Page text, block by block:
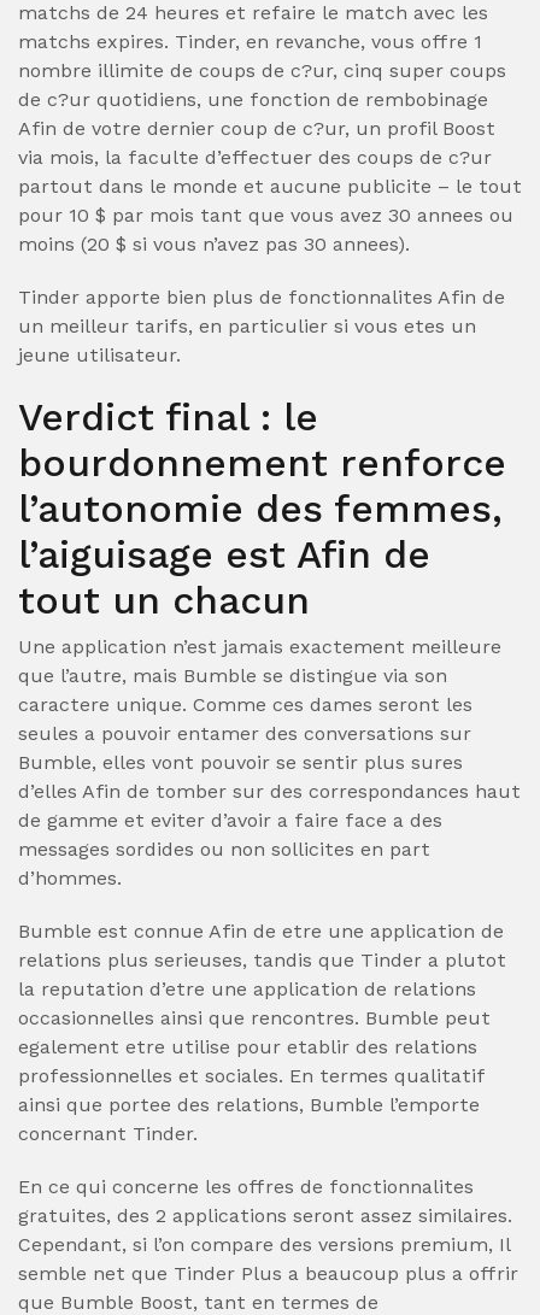
matchs de 24 heures et refaire le match avec les
matchs expires. Tinder, en revanche, vous offre 1
nombre illimite de coups de c?ur, cinq super coups
de c?ur quotidiens, une fonction de rembobinage
Afin de votre dernier coup de c?ur, un profil Boost
via mois, la faculte d’effectuer des coups de c?ur
partout dans le monde et aucune publicite – le tout
pour 10 $ par mois tant que vous avez 30 annees ou
moins (20 $ si vous n’avez pas 30 annees).
Tinder apporte bien plus de fonctionnalites Afin de
un meilleur tarifs, en particulier si vous etes un
jeune utilisateur.
Verdict final : le
bourdonnement renforce
l’autonomie des femmes,
l’aiguisage est Afin de
tout un chacun
Une application n’est jamais exactement meilleure
que l’autre, mais Bumble se distingue via son
caractere unique. Comme ces dames seront les
seules a pouvoir entamer des conversations sur
Bumble, elles vont pouvoir se sentir plus sures
d’elles Afin de tomber sur des correspondances haut
de gamme et eviter d’avoir a faire face a des
messages sordides ou non sollicites en part
d’hommes.
Bumble est connue Afin de etre une application de
relations plus serieuses, tandis que Tinder a plutot
la reputation d’etre une application de relations
occasionnelles ainsi que rencontres. Bumble peut
egalement etre utilise pour etablir des relations
professionnelles et sociales. En termes qualitatif
ainsi que portee des relations, Bumble l’emporte
concernant Tinder.
En ce qui concerne les offres de fonctionnalites
gratuites, des 2 applications seront assez similaires.
Cependant, si l’on compare des versions premium, Il
semble net que Tinder Plus a beaucoup plus a offrir
que Bumble Boost, tant en termes de